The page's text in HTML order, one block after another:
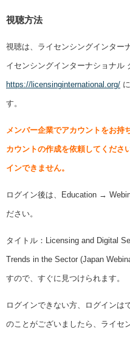
視聴方法
視聴は、ライセンシングインター
イセンシングインターナショナル
https://licensinginternational.org/
す。
メンバー企業でアカウントをお持
カウントの作成を依頼してくださ
インできません。
ログイン後は、Education →
ださい。
タイトル：Licensing and Digital
Trends in the Sector (Japan
すので、すぐに見つけられます。
ログインできない方、ログインは
のことがございましたら、ライセ